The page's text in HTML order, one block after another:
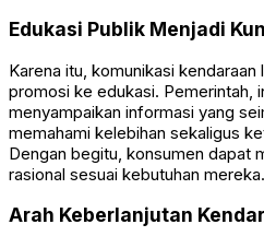
Edukasi Publik Menjadi
Karena itu, komunikasi
promosi ke edukasi. Pemerintah,
menyampaikan informasi yang
memahami kelebihan sekaligus
Dengan begitu, konsumen dapat
rasional sesuai kebutuhan mereka.
Arah Keberlanjutan